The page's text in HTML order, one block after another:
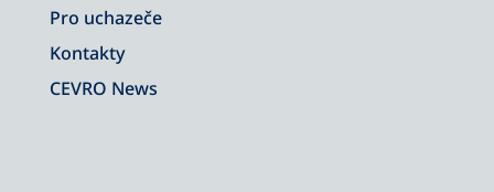
Pro uchazeče
Kontakty
CEVRO News